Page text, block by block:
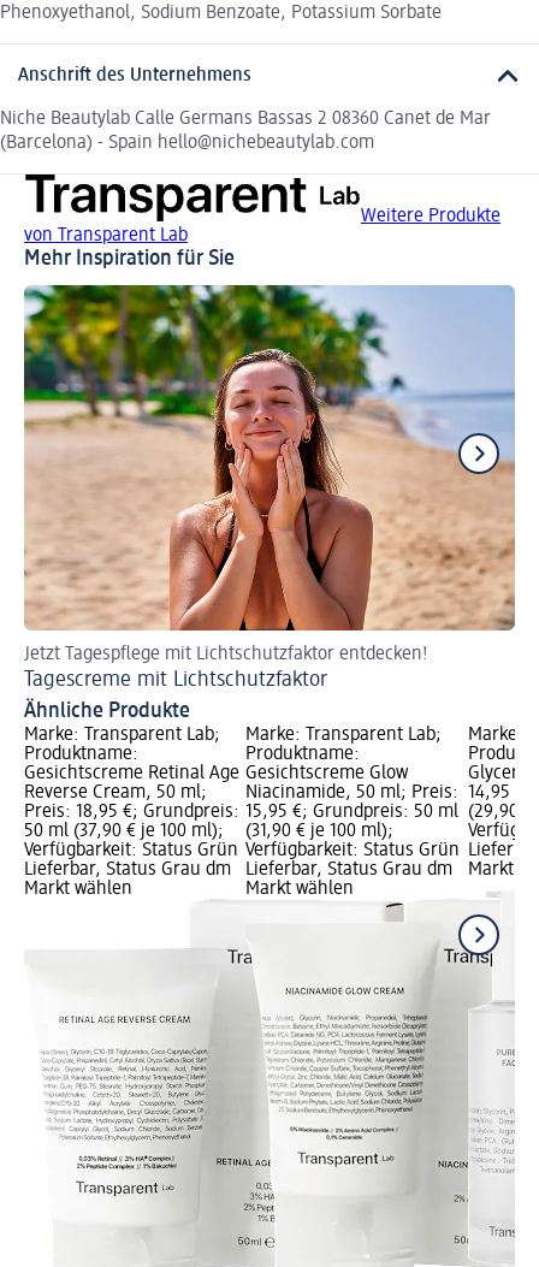
Phenoxyethanol, Sodium Benzoate, Potassium Sorbate
Anschrift des Unternehmens
Niche Beautylab Calle Germans Bassas 2 08360 Canet de Mar
(Barcelona) - Spain hello@nichebeautylab.com
Weitere Produkte
von Transparent Lab
Mehr Inspiration für Sie
Jetzt Tagespflege mit Lichtschutzfaktor entdecken!
Tagescreme mit Lichtschutzfaktor
Ähnliche Produkte
Marke: Transparent Lab;
Produktname:
Gesichtscreme Retinal Age
Reverse Cream, 50 ml;
Preis: 18,95 €; Grundpreis:
50 ml (37,90 € je 100 ml);
Verfügbarkeit: Status Grün
Lieferbar, Status Grau dm
Markt wählen
Marke: Transparent Lab;
Produktname:
Gesichtscreme Glow
Niacinamide, 50 ml; Preis:
15,95 €; Grundpreis: 50 ml
(31,90 € je 100 ml);
Verfügbarkeit: Status Grün
Lieferbar, Status Grau dm
Markt wählen
Marke:
14,95 €;
(29,90 €
Markt